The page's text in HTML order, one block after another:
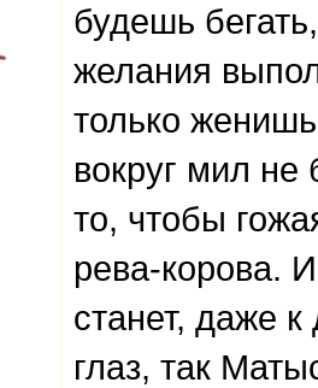
будешь
желания
только
вокруг мил не
то, чтобы
рева-корова.
станет, даже
глаз, так